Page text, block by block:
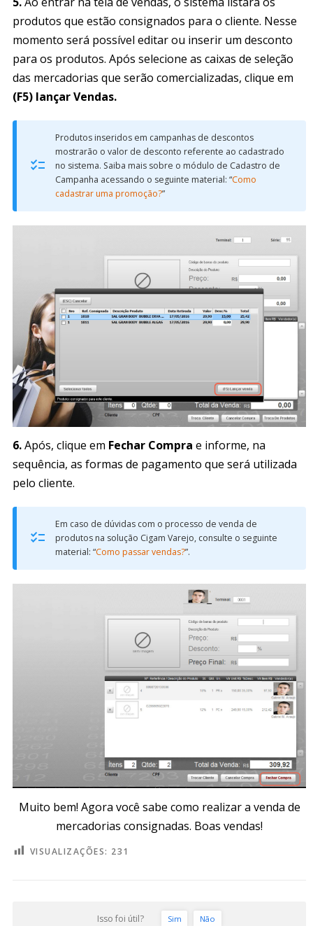
produtos que estão consignados para o cliente. Nesse
momento será possível editar ou inserir um desconto
para os produtos. Após selecione as caixas de seleção
das mercadorias que serão comercializadas, clique em
(F5) lançar Vendas.
Produtos inseridos em campanhas de descontos
mostrarão o valor de desconto referente ao cadastrado
no sistema. Saiba mais sobre o módulo de Cadastro de
Campanha acessando o seguinte material: “Como
cadastrar uma promoção?”
6.Após, clique em Fechar Compra e informe, na
sequência, as formas de pagamento que será utilizada
pelo cliente.
Em caso de dúvidas com o processo de venda de
produtos na solução Cigam Varejo, consulte o seguinte
material: “Como passar vendas?”.
Muito bem! Agora você sabe como realizar a venda de
mercadorias consignadas. Boas vendas!
VISUALIZAÇÕES: 231
Isso foi útil? Sim Não